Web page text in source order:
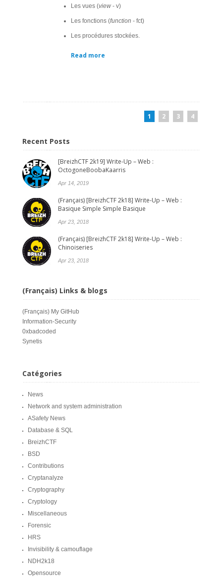
Les vues (view - v)
Les fonctions (function - fct)
Les procédures stockées.
Read more
1 2 3 4
Recent Posts
[BreizhCTF 2k19] Write-Up – Web :
OctogoneBoobaKaarris
Apr 14, 2019
(Français) [BreizhCTF 2k18] Write-Up – Web :
Basique Simple Simple Basique
Apr 23, 2018
(Français) [BreizhCTF 2k18] Write-Up – Web :
Chinoiseries
Apr 23, 2018
(Français) Links & blogs
(Français) My GitHub
Information-Security
0xbadcoded
Synetis
Catégories
News
Network and system administration
ASafety News
Database & SQL
BreizhCTF
BSD
Contributions
Cryptanalyze
Cryptography
Cryptology
Miscellaneous
Forensic
HRS
Invisibility & camouflage
NDH2k18
Opensource